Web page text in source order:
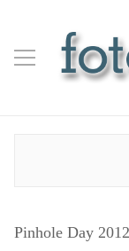
Pinhole Day